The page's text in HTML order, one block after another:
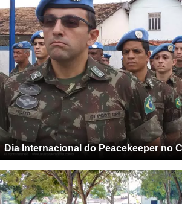
Dia Internacional do Peacekeeper no